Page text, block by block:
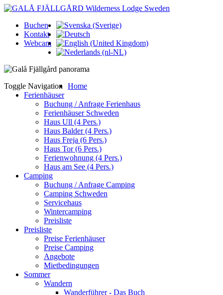
Buchen
Kontakt
Webcam
Toggle Navigation
Home
Ferienhäuser
Buchung / Anfrage Ferienhaus
Ferienhäuser Schweden
Haus Ull (4 Pers.)
Haus Balder (4 Pers.)
Haus Freja (6 Pers.)
Haus Tor (6 Pers.)
Ferienwohnung (4 Pers.)
Haus am See (4 Pers.)
Camping
Buchung / Anfrage Camping
Camping Schweden
Servicehaus
Wintercamping
Preisliste
Preisliste
Preise Ferienhäuser
Preise Camping
Angebote
Mietbedingungen
Sommer
Wandern
Wanderführer - Das Buch